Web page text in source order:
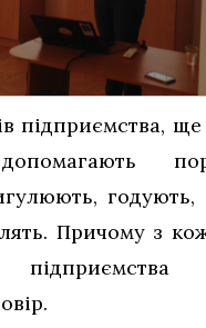
підприємства,
годують,
Причому з
підприємства